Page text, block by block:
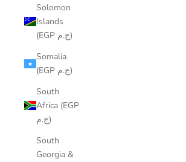
Solomon
Islands
(EGP ج.م)
Somalia
(EGP ج.م)
South
Africa (EGP
ج.م)
South
Georgia &